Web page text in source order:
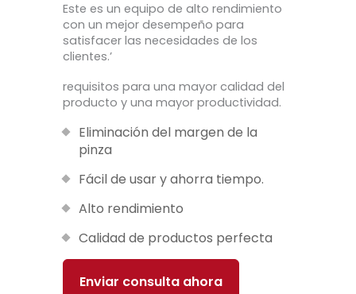
Este es un equipo de alto rendimiento
con un mejor desempeño para
satisfacer las necesidades de los
clientes.’
requisitos para una mayor calidad del
producto y una mayor productividad.
Eliminación del margen de la
pinza
Fácil de usar y ahorra tiempo.
Alto rendimiento
Calidad de productos perfecta
Enviar consulta ahora